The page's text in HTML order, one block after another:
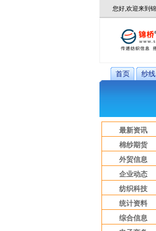
首页 纱线
最新资讯
棉纱期货
外贸信息
企业动态
纺织科技
统计资料
综合信息